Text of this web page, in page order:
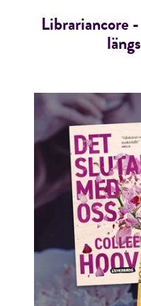
Librariancore